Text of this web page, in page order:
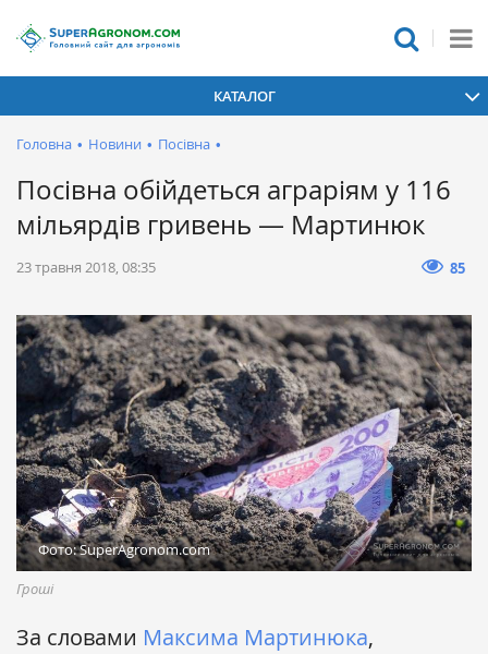
КАТАЛОГ
Головна • Новини • Посівна •
Посівна обійдеться аграріям у 116
мільярдів гривень — Мартинюк
23 травня 2018, 08:35 85
Фото: SuperAgronom.com
Гроші
За словами Максима Мартинюка,